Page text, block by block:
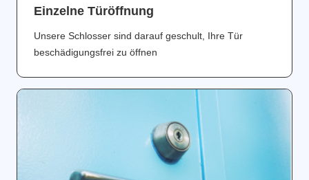
Einzelne Türöffnung
Unsere Schlosser sind darauf geschult, Ihre Tür
beschädigungsfrei zu öffnen